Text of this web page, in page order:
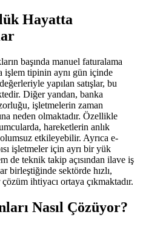
Hayatta
başında manuel faturalama
işlem tipinin aynı gün içinde
yapılan satışlar, bu
Diğer yandan, banka
işletmelerin zaman
neden olmaktadır. Özellikle
hareketlerin anlık
etkileyebilir. Ayrıca e-
işletmeler için ayrı bir yük
de teknik takip açısından ilave iş
birleştiğinde sektörde hızlı,
ihtiyacı ortaya çıkmaktadır.
Nasıl Çözüyor?